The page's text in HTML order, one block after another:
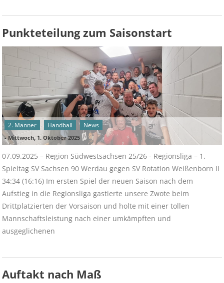
Punkteteilung zum Saisonstart
2. Männer Handball News
- Mittwoch, 1. Oktober 2025
07.09.2025 – Region Südwestsachsen 25/26 - Regionsliga – 1.
Spieltag SV Sachsen 90 Werdau gegen SV Rotation Weißenborn II
34:34 (16:16) Im ersten Spiel der neuen Saison nach dem
Aufstieg in die Regionsliga gastierte unsere Zwote beim
Drittplatzierten der Vorsaison und holte mit einer tollen
Mannschaftsleistung nach einer umkämpften und
ausgeglichenen
Auftakt nach Maß